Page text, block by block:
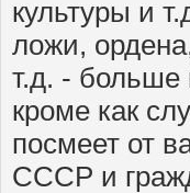
культуры и
ложи,
т.д. - больше
кроме как
посмеет от
СССР и